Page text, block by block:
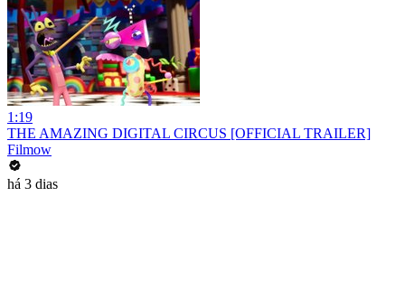
1:19
THE AMAZING DIGITAL CIRCUS [OFFICIAL TRAILER]
Filmow
há 3 dias